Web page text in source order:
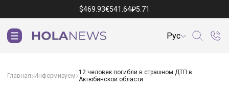
$469.93€541.64₽5.71
Рус
Главная Информируем 12 человек погибли в страшном ДТП в
Актюбинской области